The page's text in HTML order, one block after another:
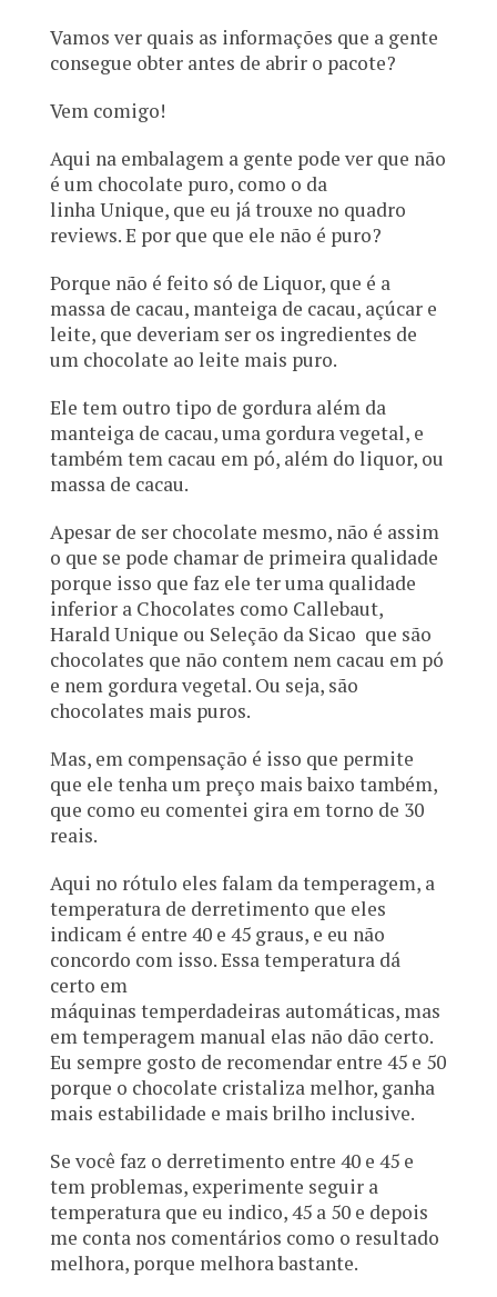
Vamos ver quais as informações que a gente
consegue obter antes de abrir o pacote?
Vem comigo!
Aqui na embalagem a gente pode ver que não
é um chocolate puro, como o da
linha Unique, que eu já trouxe no quadro
reviews. E por que que ele não é puro?
Porque não é feito só de Liquor, que é a
massa de cacau, manteiga de cacau, açúcar e
leite, que deveriam ser os ingredientes de
um chocolate ao leite mais puro.
Ele tem outro tipo de gordura além da
manteiga de cacau, uma gordura vegetal, e
também tem cacau em pó, além do liquor, ou
massa de cacau.
Apesar de ser chocolate mesmo, não é assim
o que se pode chamar de primeira qualidade
porque isso que faz ele ter uma qualidade
inferior a Chocolates como Callebaut,
Harald Unique ou Seleção da Sicao que são
chocolates que não contem nem cacau em pó
e nem gordura vegetal. Ou seja, são
chocolates mais puros.
Mas, em compensação é isso que permite
que ele tenha um preço mais baixo também,
que como eu comentei gira em torno de 30
reais.
Aqui no rótulo eles falam da temperagem, a
temperatura de derretimento que eles
indicam é entre 40 e 45 graus, e eu não
concordo com isso. Essa temperatura dá
certo em
máquinas temperdadeiras automáticas, mas
em temperagem manual elas não dão certo.
Eu sempre gosto de recomendar entre 45 e 50
porque o chocolate cristaliza melhor, ganha
mais estabilidade e mais brilho inclusive.
Se você faz o derretimento entre 40 e 45 e
tem problemas, experimente seguir a
temperatura que eu indico, 45 a 50 e depois
me conta nos comentários como o resultado
melhora, porque melhora bastante.